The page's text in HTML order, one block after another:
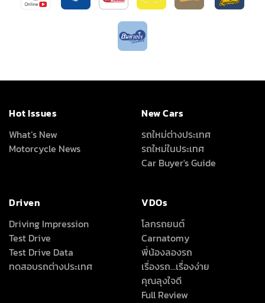
Hot Issues
What’s New
Motorcycle News
New Cars
รถใหม่ต่างประเทศ
รถใหม่ในประเทศ
Car Buyer's Guide
Driven
Driving Impression
Test Drive
Test Drive Data
ทดสอบรถต่างประเทศ
VDOs
โลกรถยนต์
Carnatomy
พี่น้องลองรถ
เรื่องรถ…เรื่องง่าย
คุณลุงใจดี
Full Review